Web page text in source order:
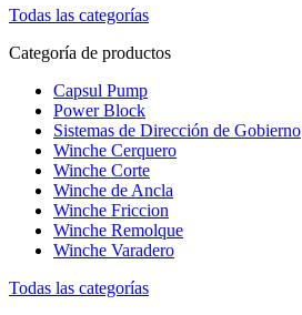
Todas las categorías
Categoría de productos
Capsul Pump
Power Block
Sistemas de Dirección de Gobierno
Winche Cerquero
Winche Corte
Winche de Ancla
Winche Friccion
Winche Remolque
Winche Varadero
Todas las categorías